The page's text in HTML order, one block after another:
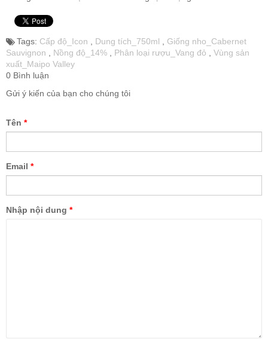
Tags: Cấp độ_Icon Dung tích_750ml
Giống nho_Cabernet
Sauvignon
Nồng độ_14% Phân loại rượu_Vang đỏ
Vùng sản
xuất_Maipo Valley
0 Bình luận
Gửi ý kiến của bạn cho chúng tôi
Tên *
Email *
Nhập nội dung *